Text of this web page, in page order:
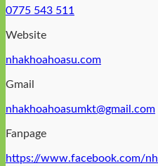
0775 543 511
Website
nhakhoahoasu.com
Gmail
nhakhoahoasumkt@gmail.com
Fanpage
https://www.facebook.com/